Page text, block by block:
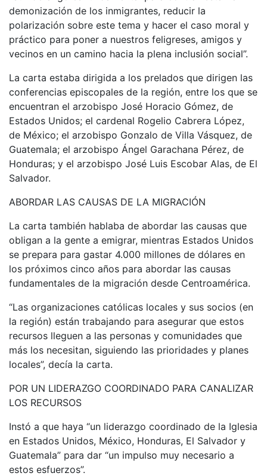
demonización de los inmigrantes, reducir la
polarización sobre este tema y hacer el caso moral y
práctico para poner a nuestros feligreses, amigos y
vecinos en un camino hacia la plena inclusión social”.
La carta estaba dirigida a los prelados que dirigen las
conferencias episcopales de la región, entre los que se
encuentran el arzobispo José Horacio Gómez, de
Estados Unidos; el cardenal Rogelio Cabrera López,
de México; el arzobispo Gonzalo de Villa Vásquez, de
Guatemala; el arzobispo Ángel Garachana Pérez, de
Honduras; y el arzobispo José Luis Escobar Alas, de El
Salvador.
ABORDAR LAS CAUSAS DE LA MIGRACIÓN
La carta también hablaba de abordar las causas que
obligan a la gente a emigrar, mientras Estados Unidos
se prepara para gastar 4.000 millones de dólares en
los próximos cinco años para abordar las causas
fundamentales de la migración desde Centroamérica.
“Las organizaciones católicas locales y sus socios (en
la región) están trabajando para asegurar que estos
recursos lleguen a las personas y comunidades que
más los necesitan, siguiendo las prioridades y planes
locales”, decía la carta.
POR UN LIDERAZGO COORDINADO PARA CANALIZAR
LOS RECURSOS
Instó a que haya “un liderazgo coordinado de la Iglesia
en Estados Unidos, México, Honduras, El Salvador y
Guatemala” para dar “un impulso muy necesario a
estos esfuerzos”.